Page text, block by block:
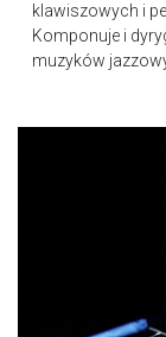
klawiszowych i
Komponuje i
muzyków